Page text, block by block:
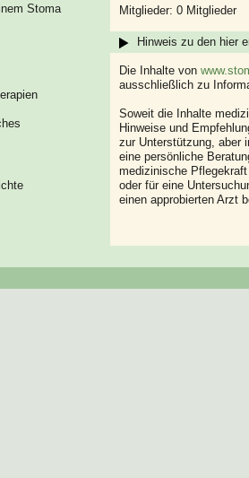
Stoma
Mitglieder: 0 Mitglieder
Hinweis zu den hier
Die Inhalte von
ausschließlich zu
Soweit die Inhalte
Hinweise und
zur Unterstützung, aber
eine persönliche
medizinische
oder für eine
einen approbierten Arzt